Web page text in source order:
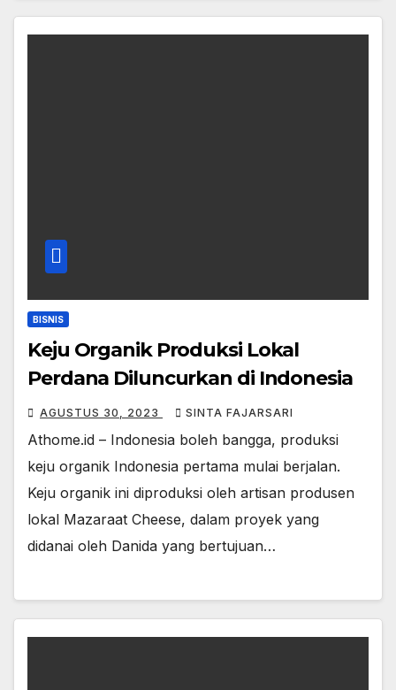
BISNIS
Keju Organik Produksi Lokal
Perdana Diluncurkan di Indonesia
AGUSTUS 30, 2023 SINTA FAJARSARI
Athome.id – Indonesia boleh bangga, produksi
keju organik Indonesia pertama mulai berjalan.
Keju organik ini diproduksi oleh artisan produsen
lokal Mazaraat Cheese, dalam proyek yang
didanai oleh Danida yang bertujuan…